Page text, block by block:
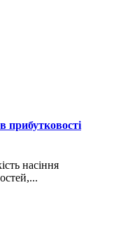
прибутковості
насіння